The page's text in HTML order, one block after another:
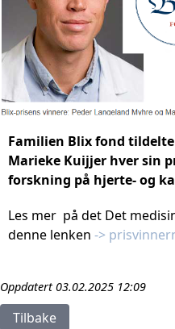
Familien Blix fond
Marieke Kuijjer hver sin
forskning på hjerte- og
Les mer  på det Det
denne lenken ->
Oppdatert 03.02.2025 12:09
Tilbake